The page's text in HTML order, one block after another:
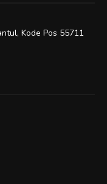
Kode Pos 55711